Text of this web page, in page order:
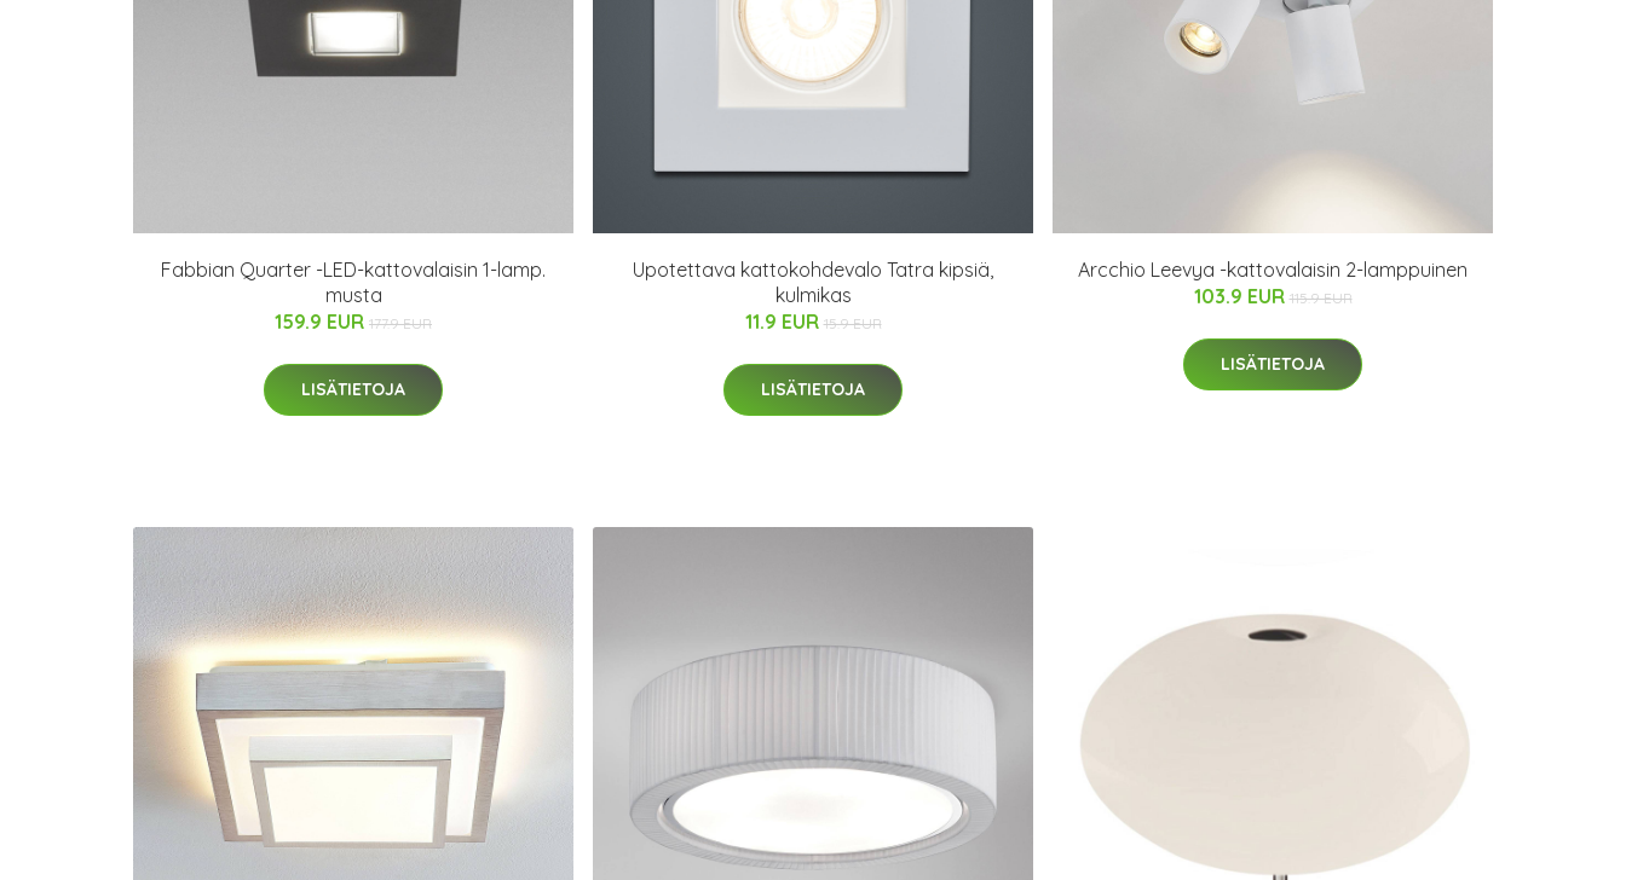
Fabbian Quarter -LED-kattovalaisin 1-lamp.
musta
159.9 EUR 177.9 EUR
LISÄTIETOJA
Upotettava kattokohdevalo Tatra kipsiä,
kulmikas
11.9 EUR 15.9 EUR
LISÄTIETOJA
Arcchio Leevya -kattovalaisin 2-lamppuinen
103.9 EUR 115.9 EUR
LISÄTIETOJA